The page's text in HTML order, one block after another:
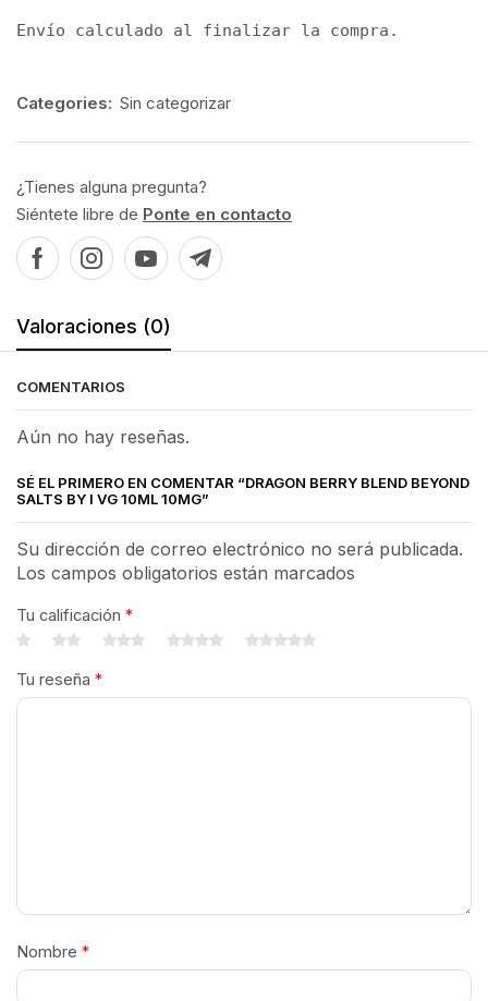
Envío calculado al finalizar la compra.
Categories: Sin categorizar
¿Tienes alguna pregunta?
Siéntete libre de Ponte en contacto
Valoraciones (0)
COMENTARIOS
Aún no hay reseñas.
SÉ EL PRIMERO EN COMENTAR “DRAGON BERRY BLEND BEYOND
SALTS BY I VG 10ML 10MG”
Su dirección de correo electrónico no será publicada.
Los campos obligatorios están marcados
Tu calificación *
Tu reseña *
Nombre *